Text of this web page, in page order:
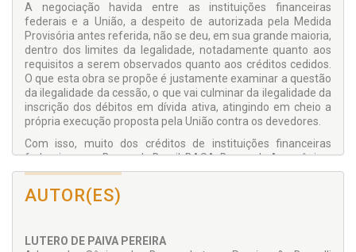
A negociação havida entre as instituições financeiras
federais e a União, a despeito de autorizada pela Medida
Provisória antes referida, não se deu, em sua grande maioria,
dentro dos limites da legalidade, notadamente quanto aos
requisitos a serem observados quanto aos créditos cedidos.
O que esta obra se propõe é justamente examinar a questão
da ilegalidade da cessão, o que vai culminar da ilegalidade da
inscrição dos débitos em dívida ativa, atingindo em cheio a
própria execução proposta pela União contra os devedores.
Com isso, muito dos créditos de instituições financeiras
federais, como Banco do Brasil, BASA, Banco da Amazônia e
Banco do Nordeste, transferidos à União (seja através de
cessão ou através de venda) sem preenchimento dos
requisitos legais especiais, deverão retornar aos cedentes,
AUTOR(ES)
LUTERO DE PAIVA PEREIRA